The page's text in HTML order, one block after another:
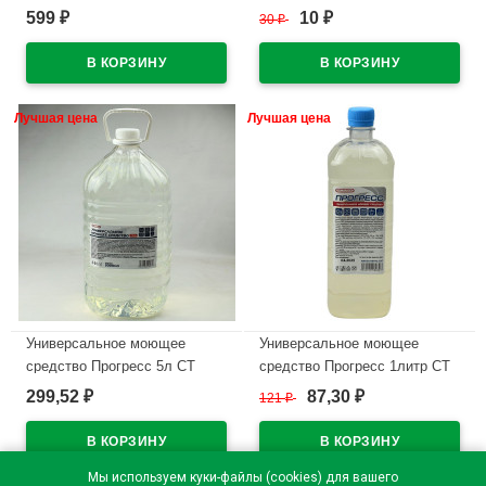
Мы используем куки-файлы (cookies) для вашего
канистра в ассортименте
599 ₽
пуш-пул
30₽ 10 ₽
Лучшая цена
Универсальное моющее
средство Прогресс 5л СТ
ПЭТ
299,52 ₽
Лучшая цена
Универсальное моющее
средство Прогресс 1литр СТ
121₽ 87,30 ₽